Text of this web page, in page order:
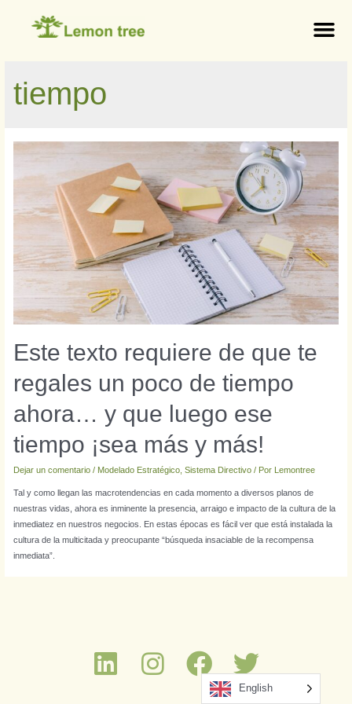
tiempo
Este texto requiere de que te
regales un poco de tiempo
ahora… y que luego ese
tiempo ¡sea más y más!
Dejar un comentario / Modelado Estratégico, Sistema Directivo/ Por Lemontree
Tal y como llegan las macrotendencias en cada momento a diversos planos de
nuestras vidas, ahora es inminente la presencia, arraigo e impacto de la cultura de la
inmediatez en nuestros negocios. En estas épocas es fácil ver que está instalada la
cultura de la multicitada y preocupante “búsqueda insaciable de la recompensa
inmediata”.
English